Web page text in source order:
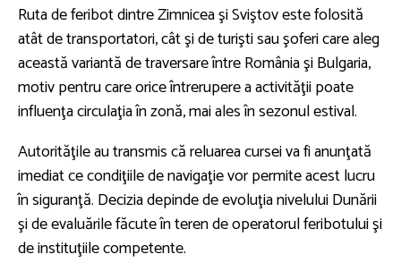
Ruta de feribot dintre Zimnicea şi Sviştov este folosită
atât de transportatori, cât şi de turişti sau şoferi care aleg
această variantă de traversare între România şi Bulgaria,
motiv pentru care orice întrerupere a activităţii poate
influenţa circulaţia în zonă, mai ales în sezonul estival.
Autorităţile au transmis că reluarea cursei va fi anunţată
imediat ce condiţiile de navigaţie vor permite acest lucru
în siguranţă. Decizia depinde de evoluţia nivelului Dunării
şi de evaluările făcute în teren de operatorul feribotului şi
de instituţiile competente.